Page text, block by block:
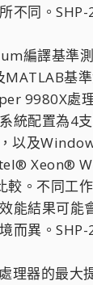
不同。SHP-
編譯基準
基
9980X處
統配置為4
以及
Xeon®
較。不同工
能結果可能
而異。SHP-
理器的最大